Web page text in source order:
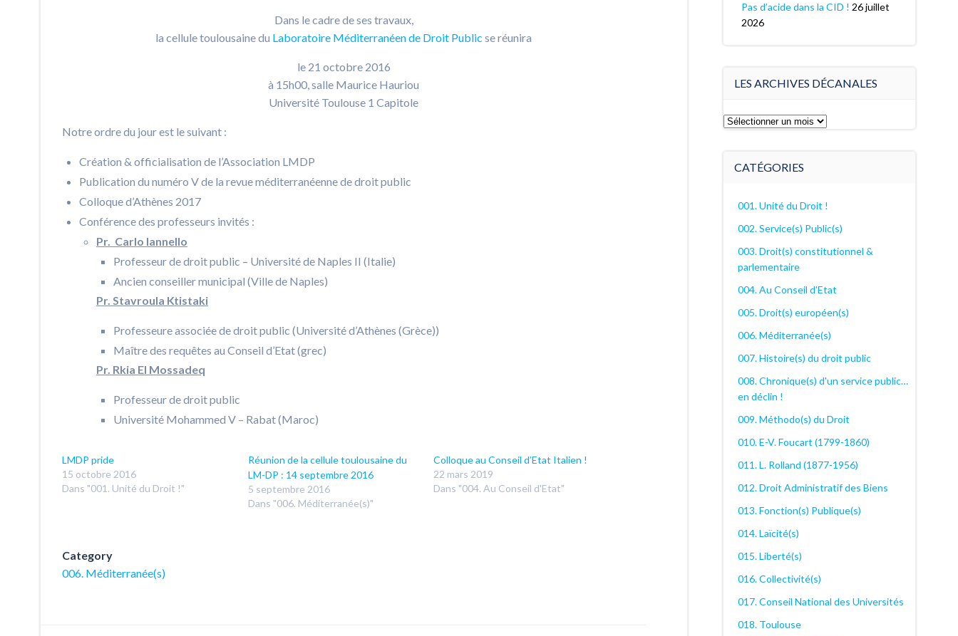
Dans le cadre de ses travaux,
la cellule toulousaine du Laboratoire Méditerranéen de Droit Public se réunira
le 21 octobre 2016
à 15h00, salle Maurice Hauriou
Université Toulouse 1 Capitole
Notre ordre du jour est le suivant :
Création & officialisation de l’Association LMDP
Publication du numéro V de la revue méditerranéenne de droit public
Colloque d’Athènes 2017
Conférence des professeurs invités :
Pr. Carlo Iannello
Professeur de droit public – Université de Naples II (Italie)
Ancien conseiller municipal (Ville de Naples)
Pr. Stavroula Ktistaki
Professeure associée de droit public (Université d’Athènes (Grèce))
Maître des requêtes au Conseil d’Etat (grec)
Pr. Rkia El Mossadeq
Professeur de droit public
Université Mohammed V – Rabat (Maroc)
LMDP pride
15 octobre 2016
Dans "001. Unité du Droit !"
Réunion de la cellule toulousaine du
LM-DP : 14 septembre 2016
5 septembre 2016
Dans "006. Méditerranée(s)"
Colloque au Conseil d’Etat Italien !
22 mars 2019
Dans "004. Au Conseil d'Etat"
Category
006. Méditerranée(s)
Pas d’acide dans la CID ! 26 juillet
2026
LES ARCHIVES DÉCANALES
Les
CATÉGORIES
001. Unité du Droit !
002. Service(s) Public(s)
003. Droit(s) constitutionnel &
parlementaire
004. Au Conseil d'Etat
005. Droit(s) européen(s)
006. Méditerranée(s)
007. Histoire(s) du droit public
008. Chronique(s) d'un service public…
en déclin !
009. Méthodo(s) du Droit
010. E-V. Foucart (1799-1860)
011. L. Rolland (1877-1956)
012. Droit Administratif des Biens
013. Fonction(s) Publique(s)
014. Laïcité(s)
015. Liberté(s)
016. Collectivité(s)
017. Conseil National des Universités
018. Toulouse